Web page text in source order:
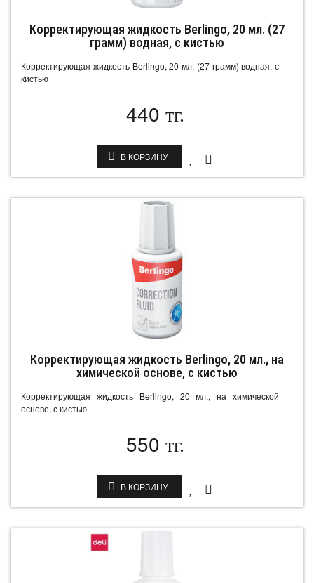
Корректирующая жидкость Berlingo, 20 мл. (27
грамм) водная, с кистью
Корректирующая жидкость Berlingo, 20 мл. (27 грамм) водная, с
кистью
440 тг.
В КОРЗИНУ
Корректирующая жидкость Berlingo, 20 мл., на
химической основе, с кистью
Корректирующая жидкость Berlingo, 20 мл., на химической
основе, с кистью
550 тг.
В КОРЗИНУ